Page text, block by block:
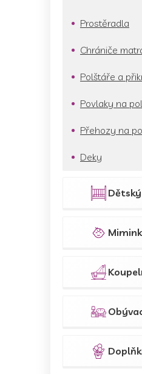
Prostěradla
Chrániče
Polštáře a
Povlaky na
Přehozy na
Deky